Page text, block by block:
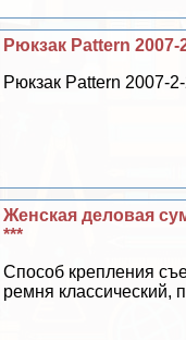
Рюкзак Pattern
Рюкзак Pattern 2007-
Женская деловая
***
Способ крепления
ремня классический,